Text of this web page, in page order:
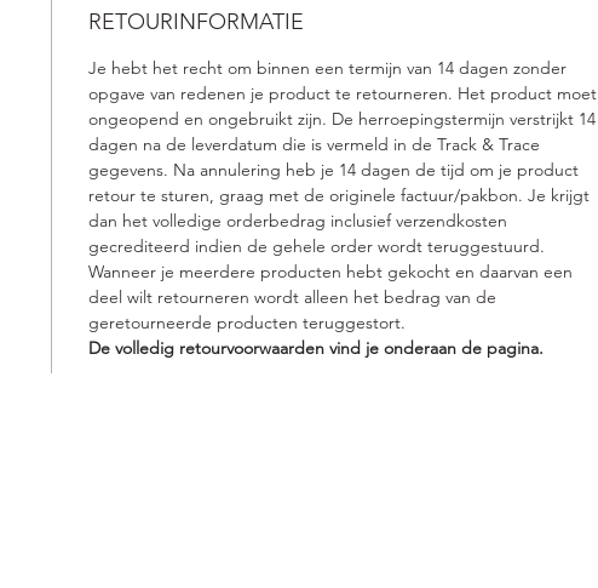
RETOURINFORMATIE
Je hebt het recht om binnen een termijn van 14 dagen zonder
opgave van redenen je product te retourneren. Het product moet
ongeopend en ongebruikt zijn. De herroepingstermijn verstrijkt 14
dagen na de leverdatum die is vermeld in de Track & Trace
gegevens. Na annulering heb je 14 dagen de tijd om je product
retour te sturen, graag met de originele factuur/pakbon. Je krijgt
dan het volledige orderbedrag inclusief verzendkosten
gecrediteerd indien de gehele order wordt teruggestuurd.
Wanneer je meerdere producten hebt gekocht en daarvan een
deel wilt retourneren wordt alleen het bedrag van de
geretourneerde producten teruggestort.
De volledig retourvoorwaarden vind je onderaan de pagina.